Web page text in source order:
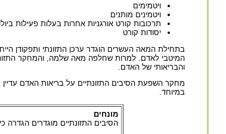
ויטמימים
ויטמינים מותנים
תרכובות קורט אורגניות אחרות בעלות פעילות
יסודות קורט
בתחילת המאה העשרים הוגדר ערכן התזונתי ותפקודן
המיטבי לאדם. למרות שחלפה מאה שלמה, והמחקר
והבריאותי של האדם.
מחקר השפעת הסיבים התזונתיים על בריאות האדם
במיוחד.
‏‏מונחים
הסיבים התזונתיים מוגדרים הגדרה